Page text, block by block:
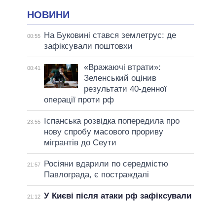
НОВИНИ
00:55
На Буковині стався землетрус: де
зафіксували поштовхи
00:41
«Вражаючі втрати»:
Зеленський оцінив
результати 40-денної
операції проти рф
23:55
Іспанська розвідка попередила про
нову спробу масового прориву
мігрантів до Сеути
21:57
Росіяни вдарили по середмістю
Павлограда, є постраждалі
21:12 У Києві після атаки рф зафіксували